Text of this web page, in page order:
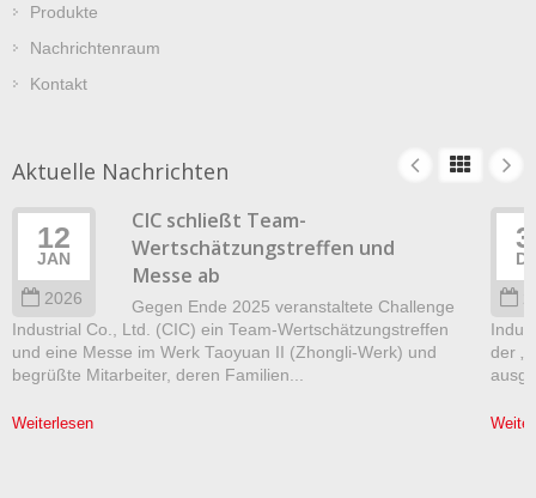
Produkte
Nachrichtenraum
Kontakt
Aktuelle Nachrichten
12
JAN
2026
CIC schließt Team-
Wertschätzungstreffen und
Messe ab
Gegen Ende 2025 veranstaltete Challenge
Industrial Co., Ltd. (CIC) ein Team-Wertschätzungstreffen
und eine Messe im Werk Taoyuan II (Zhongli-Werk) und
begrüßte Mitarbeiter, deren Familien...
Weiterlesen
der